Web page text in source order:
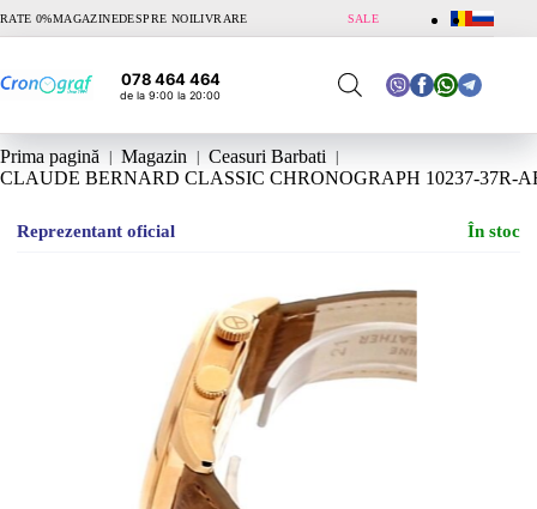
RATE 0%MAGAZINEDESPRE NOILIVRARE SALE
078 464 464
de la 9:00 la 20:00
Prima pagină Magazin
Ceasuri Barbati
CLAUDE BERNARD CLASSIC CHRONOGRAPH 10237-37R-
Reprezentant oficial În stoc